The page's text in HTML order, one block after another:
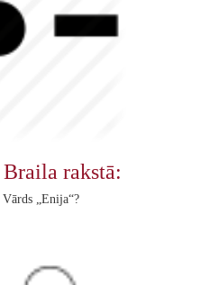
rakstā:
„Enija“?